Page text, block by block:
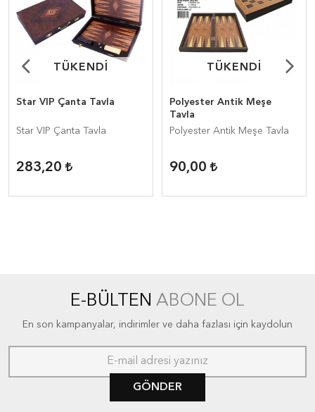
TÜKENDİ
TÜKENDİ
Star VIP Çanta Tavla
Star VIP Çanta Tavla
283,20
TÜKENDİ
TÜKENDİ
Polyester Antik Meşe
Tavla
Polyester Antik Meşe Tavla
90,00
E-BÜLTEN ABONE OL
En son kampanyalar, indirimler ve daha fazlası için kaydolun
GÖNDER